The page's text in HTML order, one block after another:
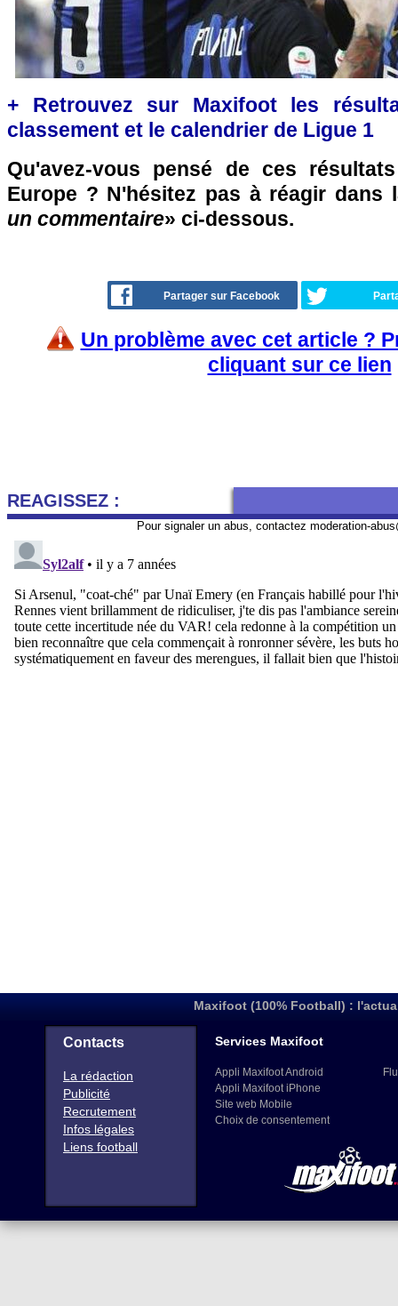
+ Retrouvez sur Maxifoot les
classement et le calendrier de Ligue 1
Qu'avez-vous pensé de ces
Europe ? N'hésitez pas à réagir dans
un commentaire» ci-dessous.
Partager sur Facebook
Un problème avec cet article ?
cliquant sur ce lien
REAGISSEZ :
Pour signaler un abus, contactez moderation-
Maxifoot (100% Football) :
Contacts
La rédaction
Publicité
Recrutement
Infos légales
Liens football
Services Maxifoot
Appli Maxifoot Android
Appli Maxifoot iPhone
Site web Mobile
Choix de consentement